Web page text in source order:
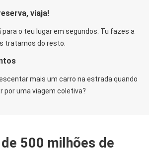
viaja!
para o teu lugar em segundos. Tu fazes a
tratamos do resto.
mais um carro na estrada quando
por uma viagem coletiva?
500 milhões de